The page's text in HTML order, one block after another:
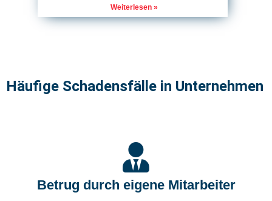
Weiterlesen »
Häufige Schadensfälle in Unternehmen
Betrug durch eigene Mitarbeiter